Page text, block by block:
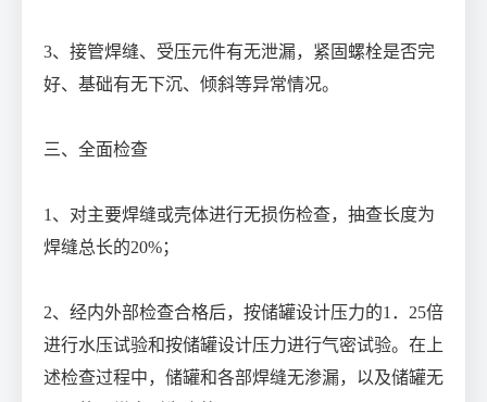
3、接管焊缝、受压元件有无泄漏，紧固螺栓是否完
好、基础有无下沉、倾斜等异常情况。
三、全面检查
1、对主要焊缝或壳体进行无损伤检查，抽查长度为
焊缝总长的20%；
2、经内外部检查合格后，按储罐设计压力的1．25倍
进行水压试验和按储罐设计压力进行气密试验。在上
述检查过程中，储罐和各部焊缝无渗漏，以及储罐无